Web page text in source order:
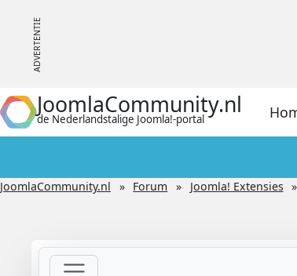
JoomlaCommunity.nl
de Nederlandstalige Joomla!-portal
JoomlaCommunity.nl Forum Joomla! Extensies